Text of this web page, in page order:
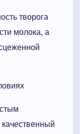
творога
молока, а